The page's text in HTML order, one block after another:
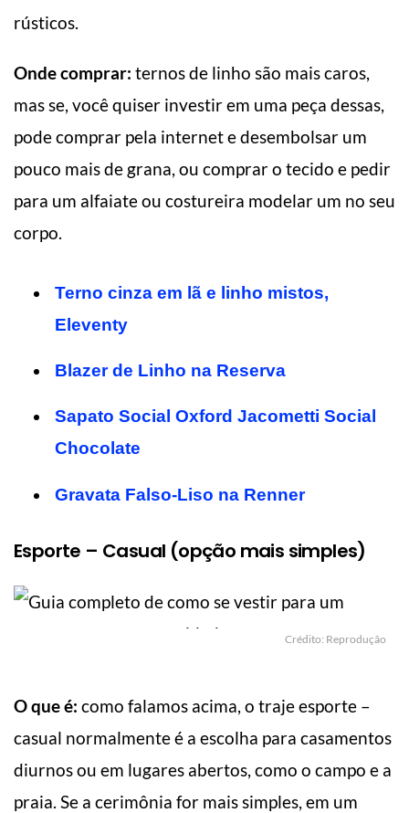
rústicos.
Onde comprar: ternos de linho são mais caros,
mas se, você quiser investir em uma peça dessas,
pode comprar pela internet e desembolsar um
pouco mais de grana, ou comprar o tecido e pedir
para um alfaiate ou costureira modelar um no seu
corpo.
Terno cinza em lã e linho mistos,
Eleventy
Blazer de Linho na Reserva
Sapato Social Oxford Jacometti Social
Chocolate
Gravata Falso-Liso na Renner
Esporte – Casual (opção mais simples)
Crédito: Reprodução
O que é: como falamos acima, o traje esporte –
casual normalmente é a escolha para casamentos
diurnos ou em lugares abertos, como o campo e a
praia. Se a cerimônia for mais simples, em um